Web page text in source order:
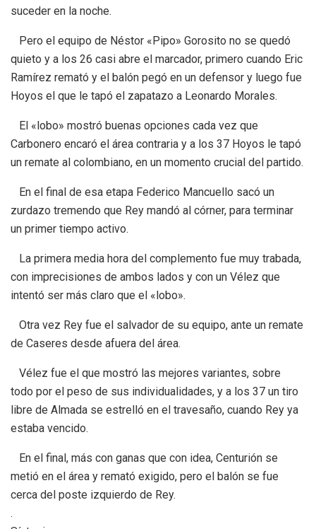
suceder en la noche.
Pero el equipo de Néstor «Pipo» Gorosito no se quedó
quieto y a los 26 casi abre el marcador, primero cuando Eric
Ramírez remató y el balón pegó en un defensor y luego fue
Hoyos el que le tapó el zapatazo a Leonardo Morales.
El «lobo» mostró buenas opciones cada vez que
Carbonero encaró el área contraria y a los 37 Hoyos le tapó
un remate al colombiano, en un momento crucial del partido.
En el final de esa etapa Federico Mancuello sacó un
zurdazo tremendo que Rey mandó al córner, para terminar
un primer tiempo activo.
La primera media hora del complemento fue muy trabada,
con imprecisiones de ambos lados y con un Vélez que
intentó ser más claro que el «lobo».
Otra vez Rey fue el salvador de su equipo, ante un remate
de Caseres desde afuera del área.
Vélez fue el que mostró las mejores variantes, sobre
todo por el peso de sus individualidades, y a los 37 un tiro
libre de Almada se estrelló en el travesaño, cuando Rey ya
estaba vencido.
En el final, más con ganas que con idea, Centurión se
metió en el área y remató exigido, pero el balón se fue
cerca del poste izquierdo de Rey.
.